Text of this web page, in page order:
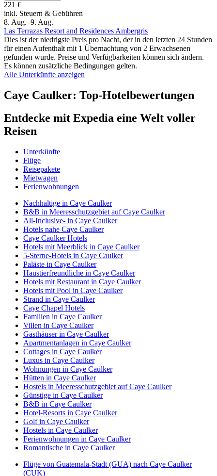
221 €
inkl. Steuern & Gebühren
8. Aug.–9. Aug.
Las Terrazas Resort and Residences Ambergris
Dies ist der niedrigste Preis pro Nacht, der in den letzten 24 Stunden
für einen Aufenthalt mit 1 Übernachtung von 2 Erwachsenen
gefunden wurde. Preise und Verfügbarkeiten können sich ändern.
Es können zusätzliche Bedingungen gelten.
Alle Unterkünfte anzeigen
Caye Caulker: Top-Hotelbewertungen
Entdecke mit Expedia eine Welt voller
Reisen
Unterkünfte
Flüge
Reisepakete
Mietwagen
Ferienwohnungen
Nachhaltige in Caye Caulker
B&B in Meeresschutzgebiet auf Caye Caulker
All-Inclusive- in Caye Caulker
Hotels nahe Caye Caulker
Caye Caulker Hotels
Hotels mit Meerblick in Caye Caulker
5-Sterne-Hotels in Caye Caulker
Paläste in Caye Caulker
Haustierfreundliche in Caye Caulker
Hotels mit Restaurant in Caye Caulker
Hotels mit Pool in Caye Caulker
Strand in Caye Caulker
Caye Chapel Hotels
Familien in Caye Caulker
Villen in Caye Caulker
Gasthäuser in Caye Caulker
Apartmentanlagen in Caye Caulker
Cottages in Caye Caulker
Luxus in Caye Caulker
Wohnungen in Caye Caulker
Hütten in Caye Caulker
Hostels in Meeresschutzgebiet auf Caye Caulker
Günstige in Caye Caulker
B&B in Caye Caulker
Hotel-Resorts in Caye Caulker
Golf in Caye Caulker
Hostels in Caye Caulker
Ferienwohnungen in Caye Caulker
Romantische in Caye Caulker
Flüge von Guatemala-Stadt (GUA) nach Caye Caulker
(CUK)